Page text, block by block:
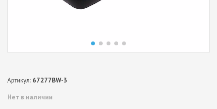
Артикул: 67277BW-3
Нет в наличии